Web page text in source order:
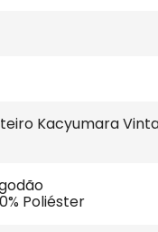
Kacyumara
Poliéster